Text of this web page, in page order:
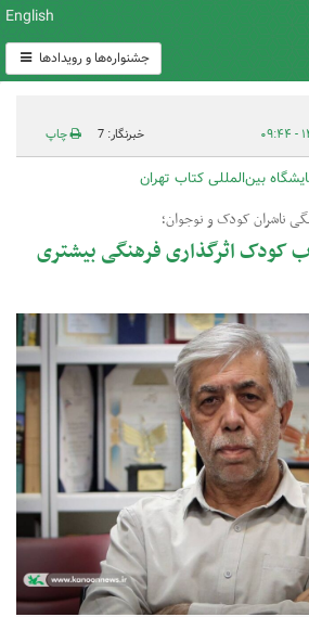
English
جشنواره‌ها و رویدادها
خبرنگار: 7 چاپ
بین‌المللی کتاب تهران
ناشران کودک و نوجوان؛
کودک اثرگذاری فرهنگی بیشتری